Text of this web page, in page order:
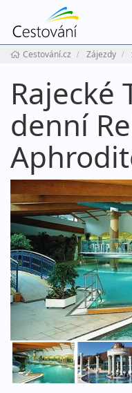
Cestování.cz Zájezdy
Rajecké
denní